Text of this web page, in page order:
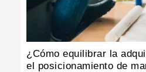
INSÓLITAS
MULTIMEDIA
¿Cómo equilibrar la
el posicionamiento de